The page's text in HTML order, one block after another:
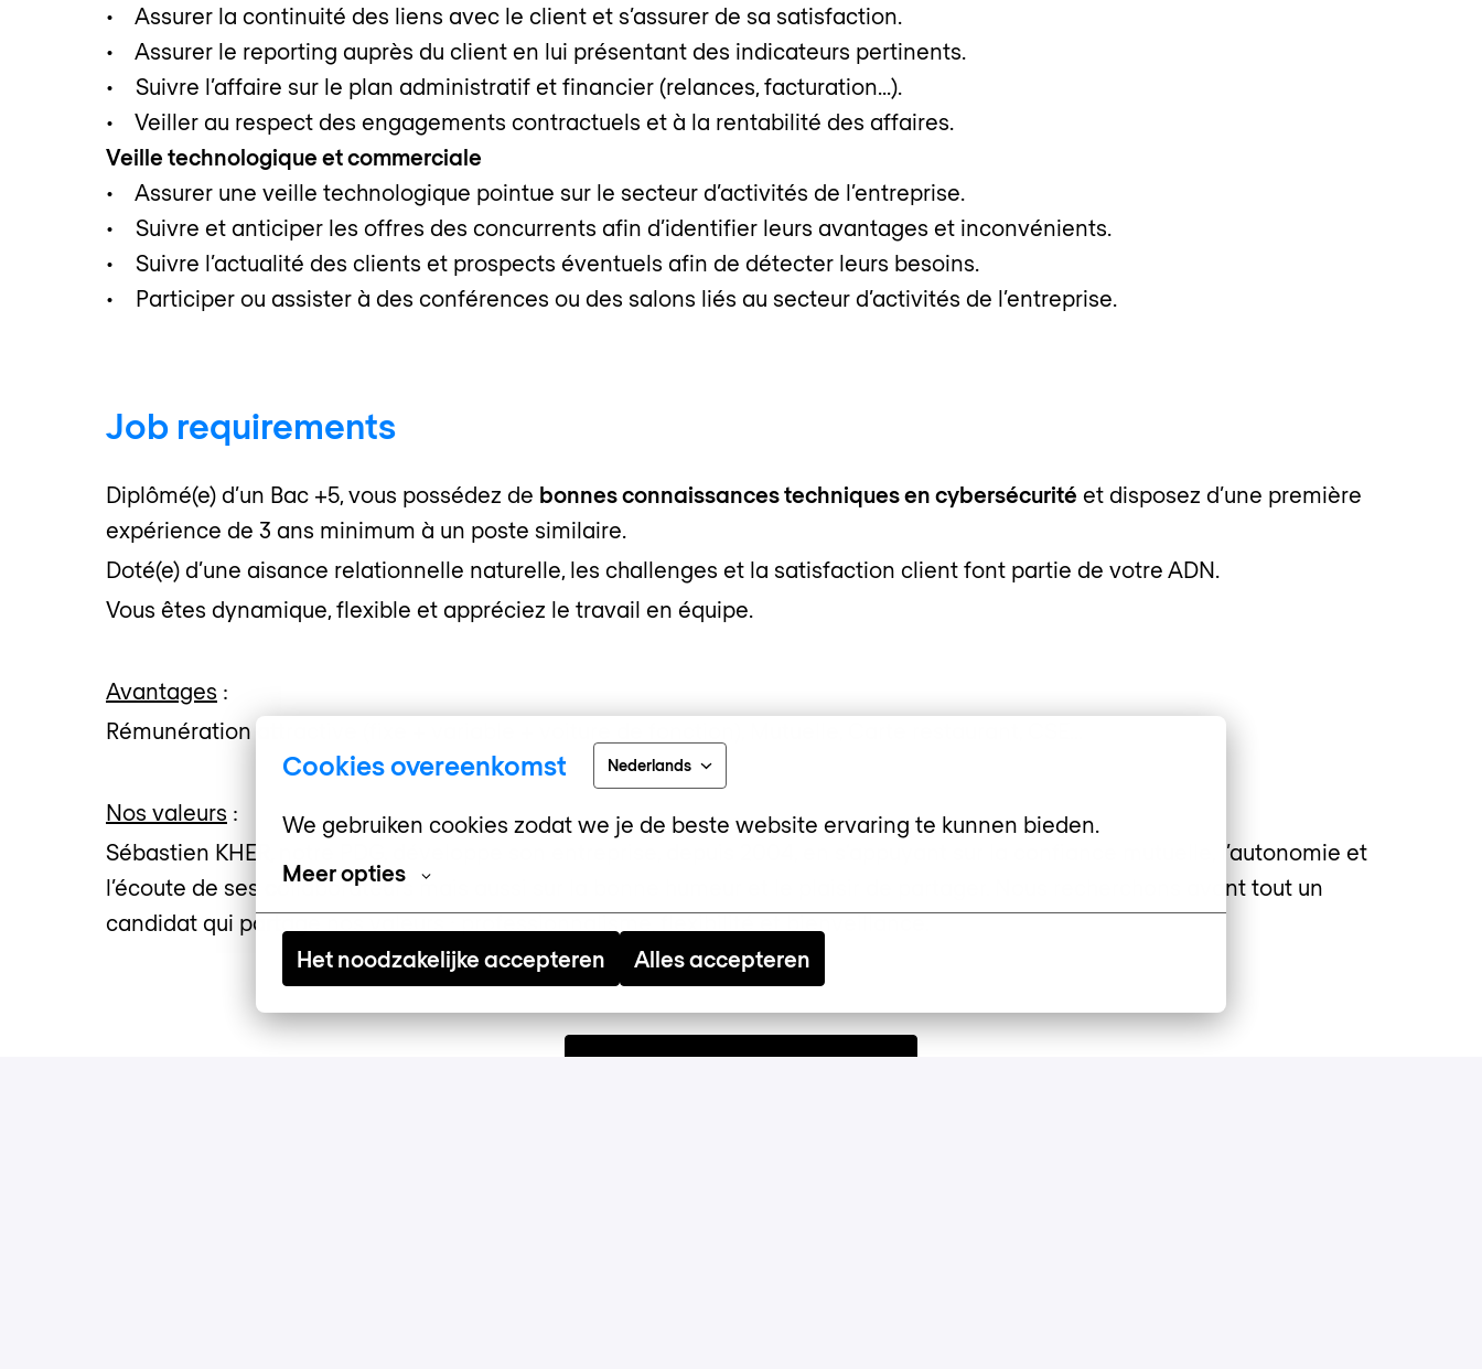
Cookies overeenkomst Nederlands
We gebruiken cookies zodat we je de beste website ervaring te kunnen bieden.
Meer opties
Het noodzakelijke accepteren Alles accepteren
• Assurer la continuité des liens avec le client et s’assurer de sa satisfaction.
• Assurer le reporting auprès du client en lui présentant des indicateurs pertinents.
• Suivre l’affaire sur le plan administratif et financier (relances, facturation…).
• Veiller au respect des engagements contractuels et à la rentabilité des affaires.
Veille technologique et commerciale
• Assurer une veille technologique pointue sur le secteur d’activités de l’entreprise.
• Suivre et anticiper les offres des concurrents afin d’identifier leurs avantages et inconvénients.
• Suivre l’actualité des clients et prospects éventuels afin de détecter leurs besoins.
• Participer ou assister à des conférences ou des salons liés au secteur d’activités de l’entreprise.
Job requirements
Diplômé(e) d’un Bac +5, vous possédez de bonnes connaissances techniques en cybersécurité et disposez d’une première
expérience de 3 ans minimum à un poste similaire.
Doté(e) d’une aisance relationnelle naturelle, les challenges et la satisfaction client font partie de votre ADN.
Vous êtes dynamique, flexible et appréciez le travail en équipe.
Avantages :
Rémunération attractive (fixe + variable + voiture de fonction), Mutuelle, Carte restaurant, CSE…
Nos valeurs :
Sébastien KHER, notre PDG, développe son entreprise, depuis 2004, en s’appuyant sur la confiance mutuelle, l’autonomie et
l’écoute de ses collaborateurs mais aussi sur la bonne humeur et le plaisir de partager. Nous recherchons avant tout un
candidat qui partage nos valeurs : professionnalisme, flexibilité et bienveillance.